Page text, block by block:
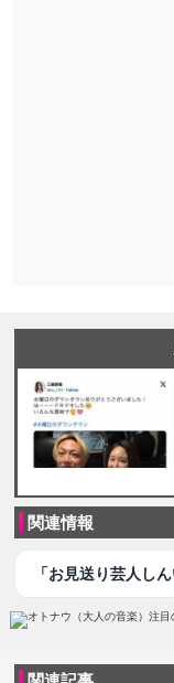
関連情報
「お見送り芸人し